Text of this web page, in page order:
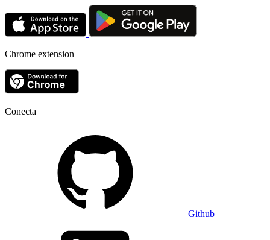
Chrome extension
Conecta
Github